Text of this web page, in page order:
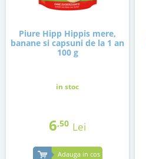
Piure Hipp Hippis mere,
banane si capsuni de la 1 an
100 g
in stoc
6,50 Lei
Adauga in cos